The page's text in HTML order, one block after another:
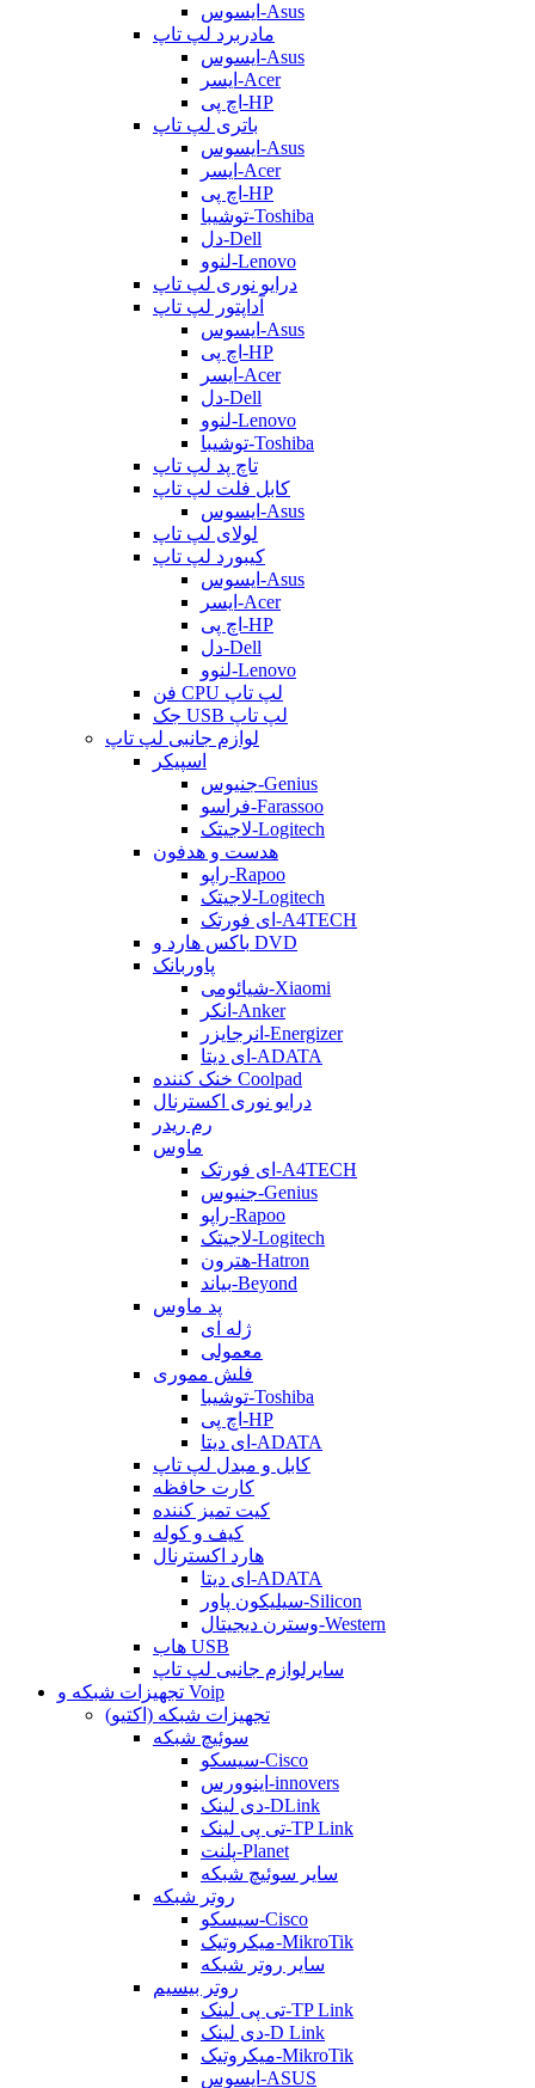
ایسوس-Asus
مادربرد لپ تاپ
ایسوس-Asus
ایسر-Acer
اچ پی-HP
باتری لپ تاپ
ایسوس-Asus
ایسر-Acer
اچ پی-HP
توشیبا-Toshiba
دل-Dell
لنوو-Lenovo
درایو نوری لپ تاپ
آداپتور لپ تاپ
ایسوس-Asus
اچ پی-HP
ایسر-Acer
دل-Dell
لنوو-Lenovo
توشیبا-Toshiba
تاچ پد لپ تاپ
کابل فلت لپ تاپ
ایسوس-Asus
لولای لپ تاپ
کیبورد لپ تاپ
ایسوس-Asus
ایسر-Acer
اچ پی-HP
دل-Dell
لنوو-Lenovo
فن CPU لپ تاپ
جک USB لپ تاپ
لوازم جانبی لپ تاپ
اسپیکر
جنیوس-Genius
فراسو-Farassoo
لاجیتک-Logitech
هدست و هدفون
راپو-Rapoo
لاجیتک-Logitech
ای فورتک-A4TECH
باکس هارد و DVD
پاوربانک
شیائومی-Xiaomi
انکر-Anker
انرجایزر-Energizer
ای دیتا-ADATA
خنک کننده Coolpad
درایو نوری اکسترنال
رم ریدر
ماوس
ای فورتک-A4TECH
جنیوس-Genius
راپو-Rapoo
لاجیتک-Logitech
هترون-Hatron
بیاند-Beyond
پد ماوس
ژله ای
معمولی
فلش مموری
توشیبا-Toshiba
اچ پی-HP
ای دیتا-ADATA
کابل و مبدل لپ تاپ
کارت حافظه
کیت تمیز کننده
کیف و کوله
هارد اکسترنال
ای دیتا-ADATA
سیلیکون پاور-Silicon
وسترن دیجیتال-Western
هاب USB
سایرلوازم جانبی لپ تاپ
تجهیزات شبکه و Voip
تجهیزات شبکه (اکتیو)
سوئیچ شبکه
سیسکو-Cisco
اینوورس-innovers
دی لینک-DLink
تی پی لینک-TP Link
پلنت-Planet
سایر سوئیچ شبکه
روتر شبکه
سیسکو-Cisco
میکروتیک-MikroTik
سایر روتر شبکه
روتر بیسیم
تی پی لینک-TP Link
دی لینک-D Link
میکروتیک-MikroTik
ایسوس-ASUS